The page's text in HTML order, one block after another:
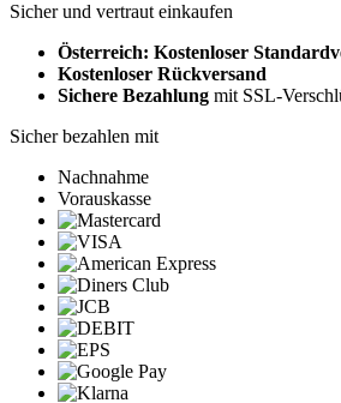
Sicher und vertraut einkaufen
Österreich: Kostenloser
Kostenloser Rückversand
Sichere Bezahlung mit SSL-
Sicher bezahlen mit
Nachnahme
Vorauskasse